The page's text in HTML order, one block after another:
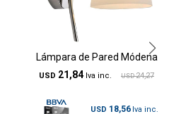
Lámpara de Pared Módena
USD 21,84 USD 24,27
USD 18,56